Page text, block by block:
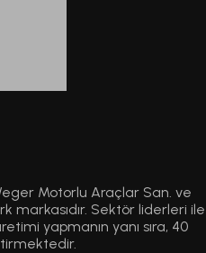
Motorlu Araçlar San. ve
markasıdır. Sektör liderleri ile
yapmanın yanı sıra, 40